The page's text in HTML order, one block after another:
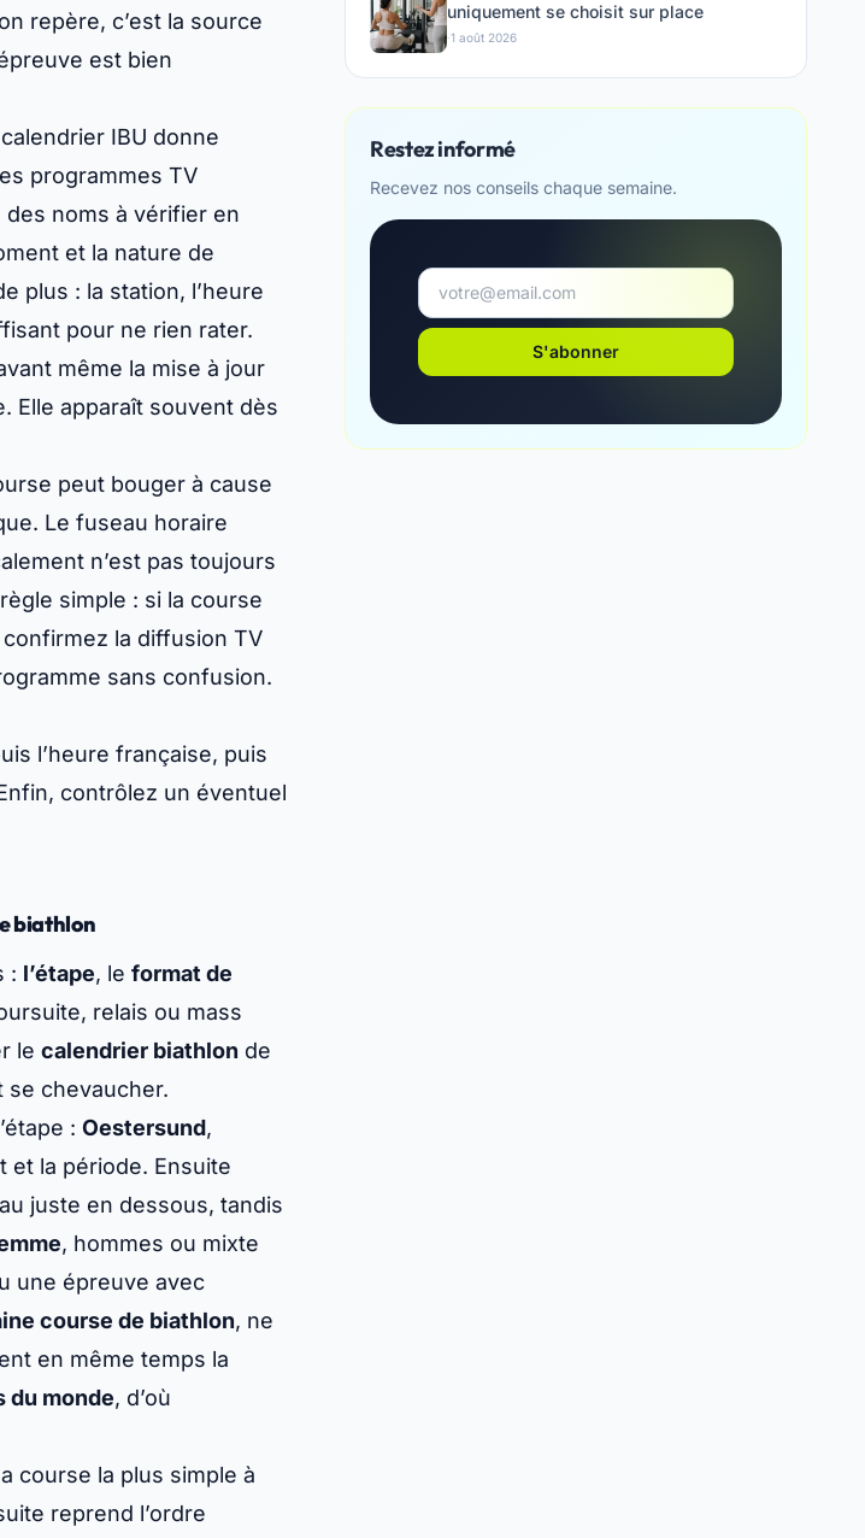
la compétition :Coupe
Ce tri change tout. La
la ligne du jour dans cet
C’est le réflexe
aujourd’hui . Une
du monde ne
repère, c’est la source
est bien
IBU donne
programmes TV
et la nature de
plus : la station, l’heure
pour ne rien rater.
même la mise à jour
apparaît souvent dès
peut bouger à cause
Le fuseau horaire
n’est pas toujours
simple : si la course
sans confusion.
l’heure française, puis
contrôlez un éventuel
biathlon
: l’étape, leformat de
relais oumass
lecalendrier biathlon
se chevaucher.
:Oestersund
la période. Ensuite
, hommes ou mixte
une épreuve avec
uniquement se choisit sur place
·1 août 2026
Restez informé
Recevez nos conseils chaque semaine.
S'abonner